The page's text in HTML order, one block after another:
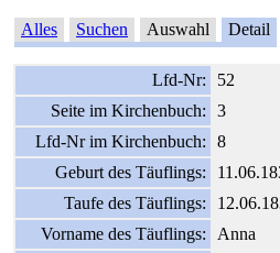
Alles Suchen Auswahl Detail
Lfd-Nr:
52
Seite im Kirchenbuch:
3
Lfd-Nr im Kirchenbuch:
8
Geburt des Täuflings:
Taufe des Täuflings:
Vorname des Täuflings:
Anna